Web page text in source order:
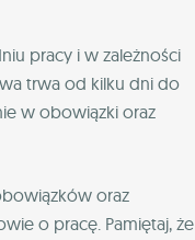
pracy i w zależności
trwa od kilku dni do
w obowiązki oraz
oraz
o pracę. Pamiętaj, że